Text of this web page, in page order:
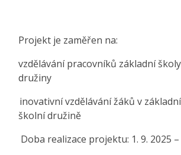
Projekt je zaměřen na:
vzdělávání pracovníků základní
družiny
inovativní vzdělávání žáků v
školní družině
Doba realizace projektu: 1. 9. 2025 –